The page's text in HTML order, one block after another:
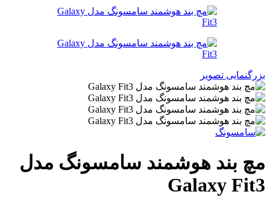
بزرگنمایی تصویر
مچ بند هوشمند سامسونگ مدل
Galaxy Fit3